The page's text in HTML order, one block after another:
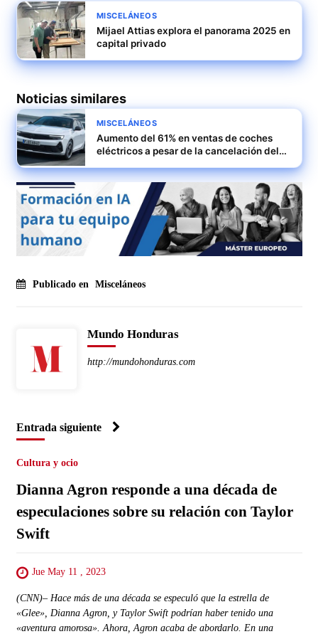
MISCELÁNEOS
Mijael Attias explora el panorama 2025 en
capital privado
Noticias similares
MISCELÁNEOS
Aumento del 61% en ventas de coches
eléctricos a pesar de la cancelación del
Publicado en Misceláneos
Mundo Honduras
http://mundohonduras.com
Entrada siguiente
Cultura y ocio
Dianna Agron responde a una década de
especulaciones sobre su relación con Taylor
Swift
Jue May 11 , 2023
(CNN)– Hace más de una década se especuló que la estrella de
«Glee», Dianna Agron, y Taylor Swift podrían haber tenido una
«aventura amorosa». Ahora, Agron acaba de abordarlo. En una